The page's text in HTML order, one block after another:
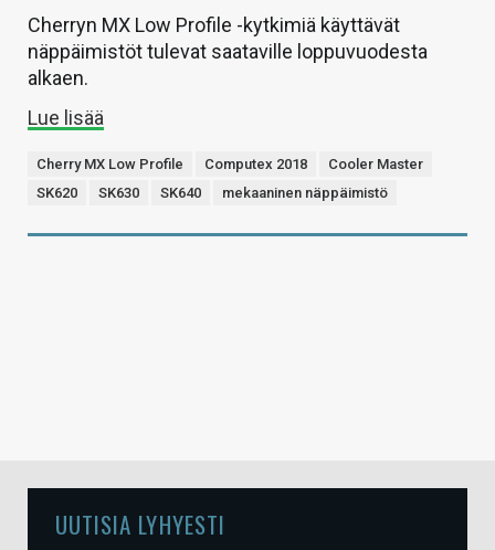
Cherryn MX Low Profile -kytkimiä käyttävät
näppäimistöt tulevat saataville loppuvuodesta
alkaen.
Lue lisää
Cherry MX Low Profile Computex 2018
Cooler Master
SK620
SK630 SK640 mekaaninen näppäimistö
UUTISIA LYHYESTI